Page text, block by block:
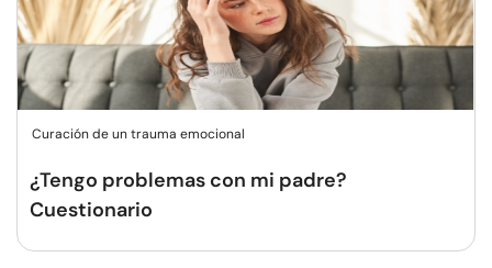
Curación de un trauma emocional
¿Tengo problemas con mi padre?
Cuestionario